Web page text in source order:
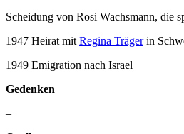
Scheidung von Rosi Wachsmann, die
1947 Heirat mit Regina Trägerin
1949 Emigration nach Israel
Gedenken
–